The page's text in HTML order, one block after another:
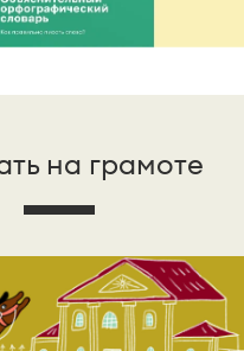
на грамоте